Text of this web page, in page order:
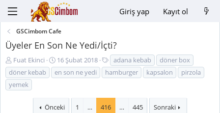
Giriş yap Kayıt ol
GSCimbom Cafe
Üyeler En Son Ne Yedi/İçti?
K
o
n
u
Fuat Ekinci
B
a
ş
n
16 Şubat 2018
t
i
e
t
adana kebab
döner box
döner kebab
en son ne yedi hamburger kapsalon
pirzola
yemek
Önceki 1 … 416 … 445 Sonraki